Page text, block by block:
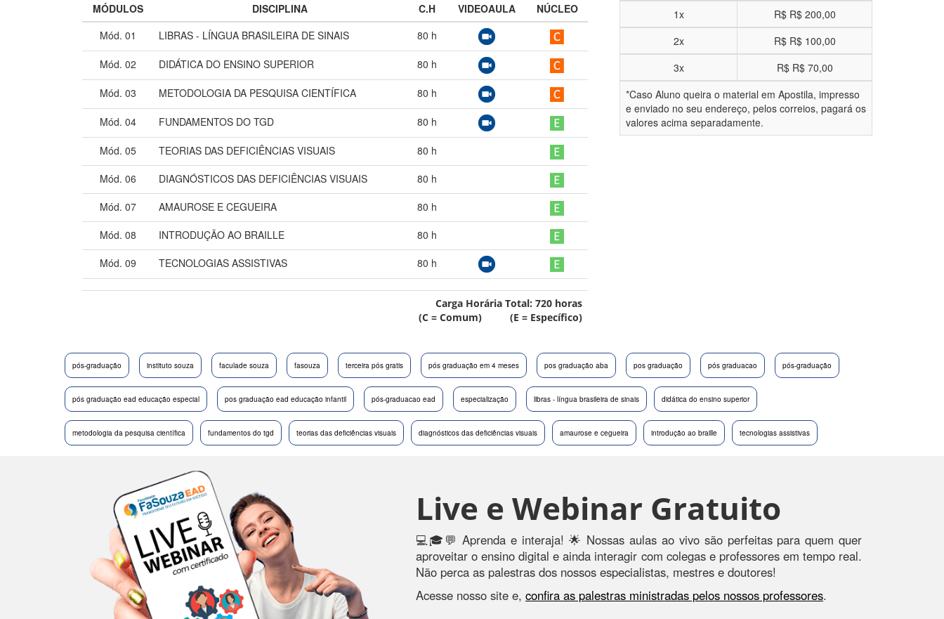
MÓDULOS DISCIPLINA C.H VIDEOAULA
NÚCLEO
Mód. 01
LIBRAS - LÍNGUA BRASILEIRA DE SINAIS 80 h
Mód. 02 DIDÁTICA DO ENSINO SUPERIOR 80 h
Mód. 03 METODOLOGIA DA PESQUISA CIENTÍFICA 80 h
Mód. 04 FUNDAMENTOS DO TGD 80 h
Mód. 05 TEORIAS DAS DEFICIÊNCIAS VISUAIS 80 h
Mód. 06
DIAGNÓSTICOS DAS DEFICIÊNCIAS VISUAIS 80 h
Mód. 07
AMAUROSE E CEGUEIRA 80 h
Mód. 08
INTRODUÇÃO AO BRAILLE 80 h
Mód. 09
TECNOLOGIAS ASSISTIVAS 80 h
Carga Horária Total: 720 horas
(C = Comum) (E = Específico)
1x
R$ R$ 200,00
2x
R$ R$ 100,00
3x
R$ R$ 70,00
*Caso Aluno queira o material em Apostila, impresso
e enviado no seu endereço, pelos correios, pagará os
valores acima separadamente.
pós-graduação instituto souza faculade souza fasouza terceira pós gratis pós graduação em 4 meses pos graduação aba pos graduação pós graduacao pós-graduação
pós graduação ead educação especial pos graduação ead educação infantil pós-graduacao ead especialização libras - língua brasileira de sinais didática do ensino superior
metodologia da pesquisa científica fundamentos do tgd teorias das deficiências visuais diagnósticos das deficiências visuais amaurose e cegueira introdução ao braille tecnologias assistivas
Live e Webinar Gratuito
💻🎓💬 Aprenda e interaja! 🌟 Nossas aulas ao vivo são perfeitas para quem quer
aproveitar o ensino digital e ainda interagir com colegas e professores em tempo real.
Não perca as palestras dos nossos especialistas, mestres e doutores!
Acesse nosso site e, confira as palestras ministradas pelos nossos professores.